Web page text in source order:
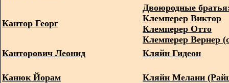
Кантор Георг
Двоюродные
Клемперер Виктор
Клемперер Отто
Клемперер Вернер
Канторович Леонид
Кляйн Гидеон
Канюк Йорам Кляйн Мелани